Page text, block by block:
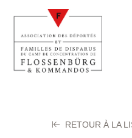
RETOUR À LA